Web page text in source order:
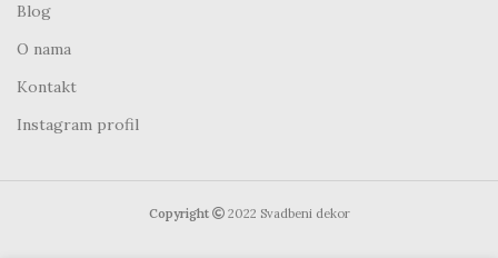
Blog
O nama
Kontakt
Instagram profil
Copyright 2022 Svadbeni dekor